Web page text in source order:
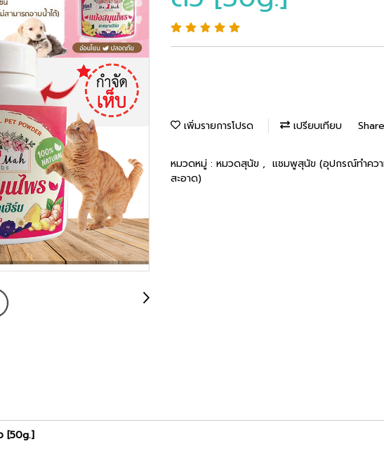
เพิ่มรายการโปรด เปรียบเทียบ Share
หมวดหมู่ : หมวดสุนัข , แชมพูสุนัข (อุปกรณ์ทำคว
สะอาด)
[50g.]